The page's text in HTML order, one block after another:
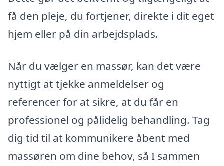
få den pleje, du fortjener, direkte i dit eget
hjem eller på din arbejdsplads.
Når du vælger en massør, kan det være
nyttigt at tjekke anmeldelser og
referencer for at sikre, at du får en
professionel og pålidelig behandling. Tag
dig tid til at kommunikere åbent med
massøren om dine behov, så I sammen